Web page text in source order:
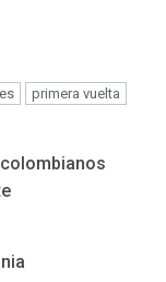
primera vuelta
y
momento
Duque